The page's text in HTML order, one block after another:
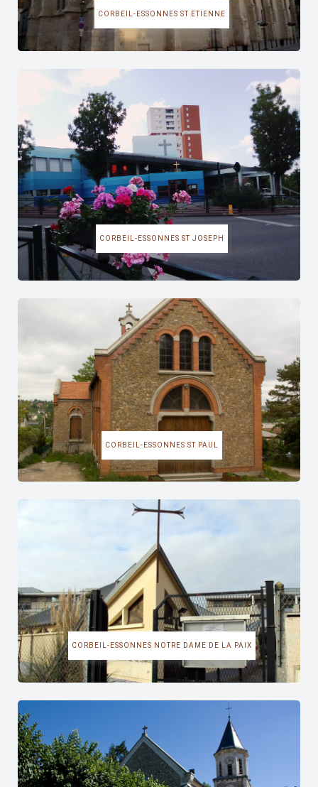
CORBEIL-ESSONNES ST ETIENNE
CORBEIL-ESSONNES ST JOSEPH
CORBEIL-ESSONNES ST PAUL
CORBEIL-ESSONNES NOTRE DAME DE LA PAIX